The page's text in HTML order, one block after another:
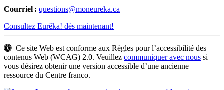
Courriel : questions@moneureka.ca
Consultez Eurêka! dès maintenant!
Ce site Web est conforme aux Règles pour l’accessibilité des
contenus Web (WCAG) 2.0. Veuillez communiquer avec nous si
vous désirez obtenir une version accessible d’une ancienne
ressource du Centre franco.